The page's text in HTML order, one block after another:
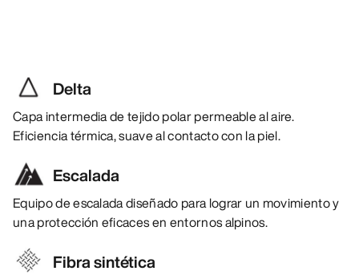
Delta
Capa intermedia de tejido polar permeable al aire.
Eficiencia térmica, suave al contacto con la piel.
Escalada
Equipo de escalada diseñado para lograr un movimiento y
una protección eficaces en entornos alpinos.
Fibra sintética